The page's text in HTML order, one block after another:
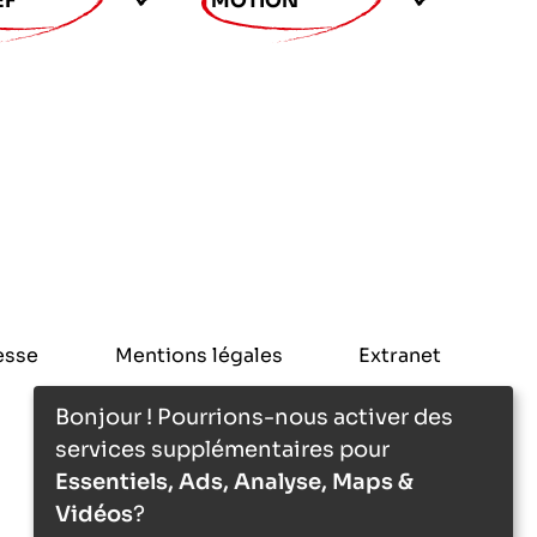
Mentions légales Extranet
Bonjour ! Pourrions-nous activer des
services supplémentaires pour
Essentiels, Ads, Analyse, Maps &
Vidéos?